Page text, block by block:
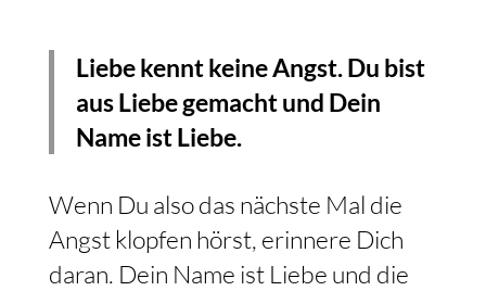
Liebe kennt keine Angst. Du bist
aus Liebe gemacht und Dein
Name ist Liebe.
Wenn Du also das nächste Mal die
Angst klopfen hörst, erinnere Dich
daran. Dein Name ist Liebe und die